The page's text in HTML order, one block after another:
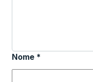
Nome *